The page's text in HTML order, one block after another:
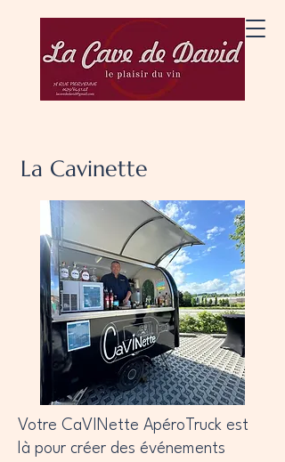
La Cavinette
Votre CaVINette ApéroTruck est
là pour créer des événements